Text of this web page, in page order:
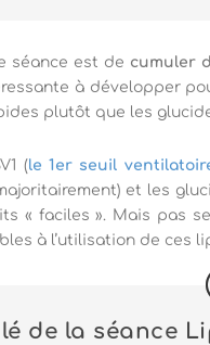
séance est de cumuler
à développer
plutôt que les
(le 1er seuil
et les
« faciles ». Mais pas
à l’utilisation de ces
de la séance